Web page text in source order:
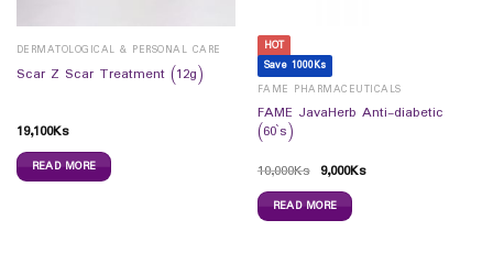
DERMATOLOGICAL & PERSONAL CARE
Scar Z Scar Treatment (12g)
19,100Ks
READ MORE
HOT
Save 1000Ks
FAME PHARMACEUTICALS
FAME JavaHerb Anti-diabetic
(60`s)
10,000Ks 9,000Ks
READ MORE